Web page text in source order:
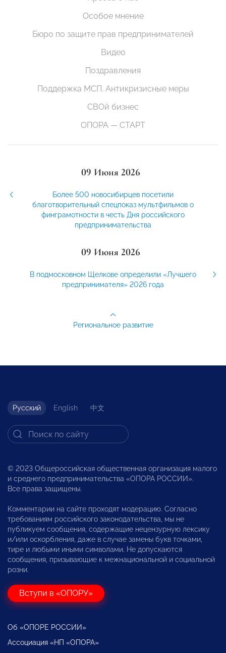
Особое мнение
Бюро по защите прав предпринимателей
Видео
Поздравления
Поддержка МСП. Антикризисные меры
СВОй бизнес
ОПОРА — СТАРТ
09 Июня 2026
Более 500 новосибирцев посетили
благотворительный спецпоказ мультфильмов о
финграмотности в честь Дня российского
предпринимательства
09 Июня 2026
В подмосковном Щелкове определили «Лучшего
предпринимателя» 2026 года
Региональное развитие
Русский English 中文
© 2023 Общероссийская общественная организация малого
и среднего предпринимательства «ОПОРА РОССИИ».
Все права защищены.
Комментарии на сайте проходят модерацию. Согласно
требованиям российского законодательства, мы не
публикуем сообщения, содержащие нецензурную лексику
и/или оскорбления, даже в случае замены букв точками,
тире и любыми иными символами. Не допускаются
сообщения, призывающие к межнациональной и социальной
розни.
Вступи в «ОПОРУ»
Об «ОПОРЕ РОССИИ»
Ассоциация «НП «ОПОРА»